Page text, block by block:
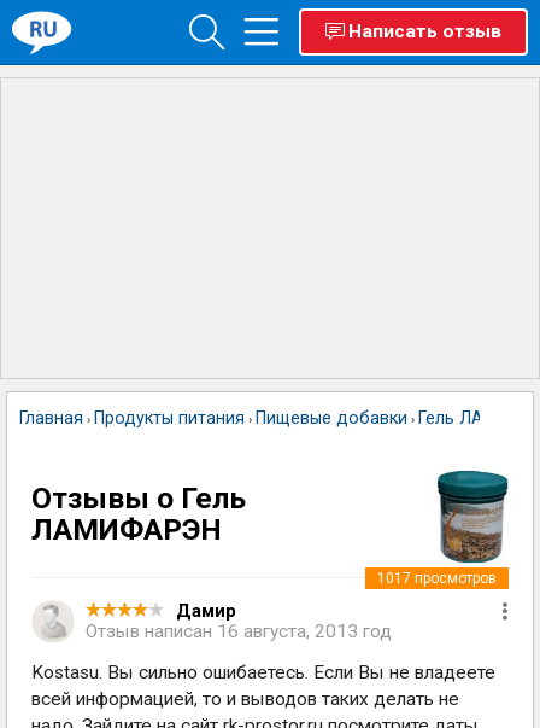
Написать отзыв
Главная › Продукты питания › Пищевые добавки › Гель
Отзывы о Гель
ЛАМИФАРЭН
Дамир
Отзыв написан 16 августа, 2013 год
1017 просмотров
Kostasu. Вы сильно ошибаетесь. Если Вы не владеете
всей информацией, то и выводов таких делать не